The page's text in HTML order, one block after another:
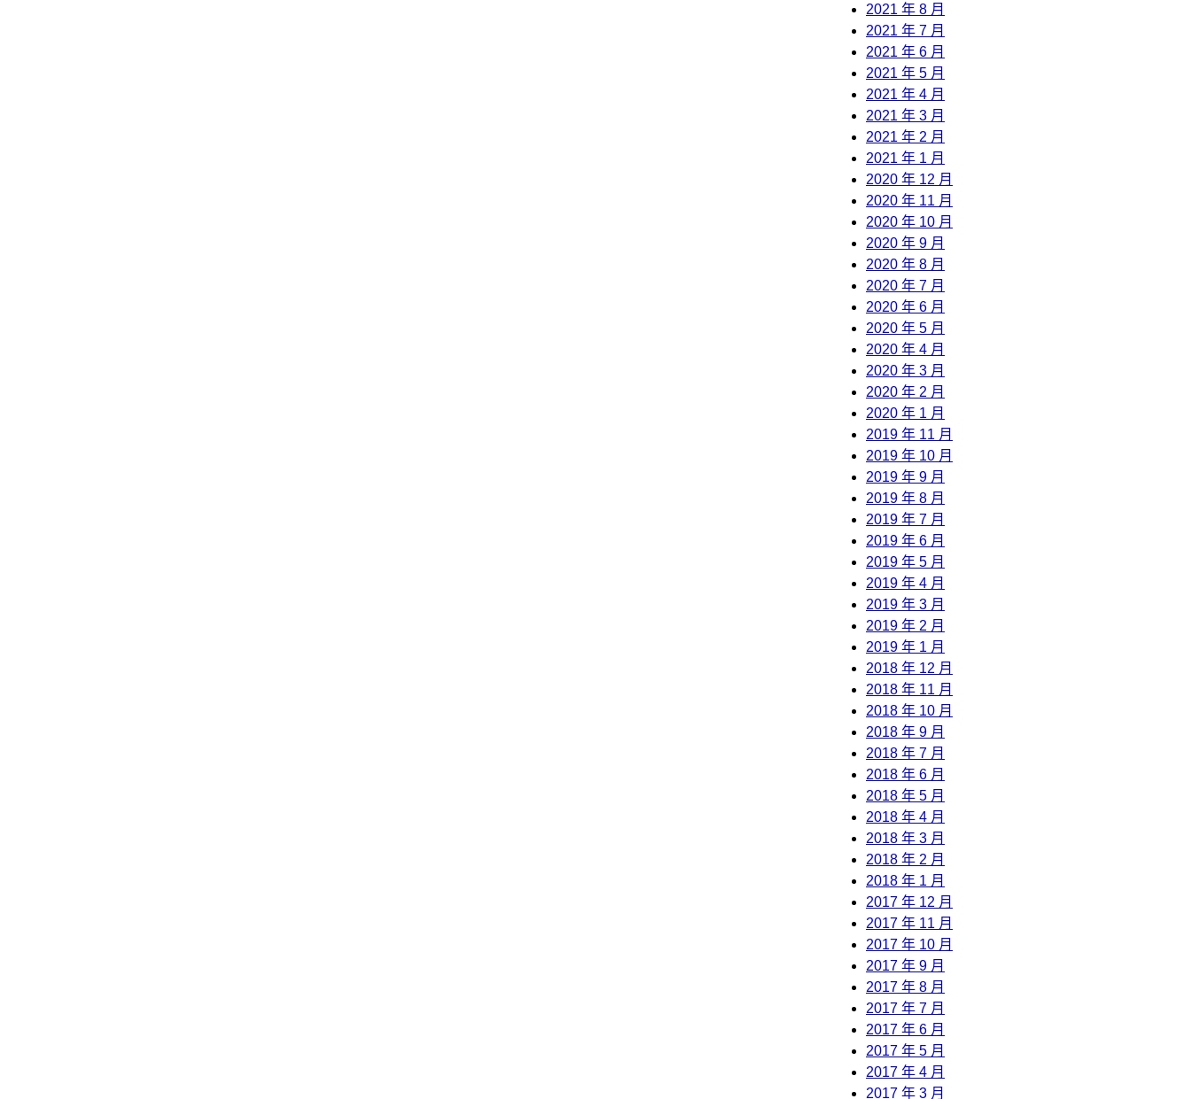
2021 年 8 月
2021 年 7 月
2021 年 6 月
2021 年 5 月
2021 年 4 月
2021 年 3 月
2021 年 2 月
2021 年 1 月
2020 年 12 月
2020 年 11 月
2020 年 10 月
2020 年 9 月
2020 年 8 月
2020 年 7 月
2020 年 6 月
2020 年 5 月
2020 年 4 月
2020 年 3 月
2020 年 2 月
2020 年 1 月
2019 年 11 月
2019 年 10 月
2019 年 9 月
2019 年 8 月
2019 年 7 月
2019 年 6 月
2019 年 5 月
2019 年 4 月
2019 年 3 月
2019 年 2 月
2019 年 1 月
2018 年 12 月
2018 年 11 月
2018 年 10 月
2018 年 9 月
2018 年 7 月
2018 年 6 月
2018 年 5 月
2018 年 4 月
2018 年 3 月
2018 年 2 月
2018 年 1 月
2017 年 12 月
2017 年 11 月
2017 年 10 月
2017 年 9 月
2017 年 8 月
2017 年 7 月
2017 年 6 月
2017 年 5 月
2017 年 4 月
2017 年 3 月